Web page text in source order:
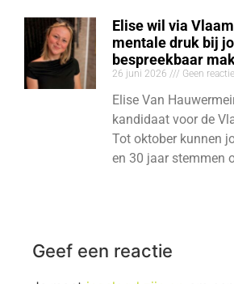
Elise wil via
mentale druk bij
bespreekbaar
26 juni 2026 Geen
Elise Van
kandidaat voor de
Tot oktober kunnen
en 30 jaar stemmen
Geef een reactie